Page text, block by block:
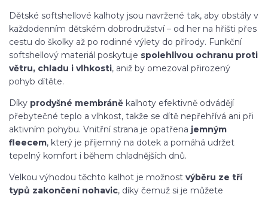
Dětské softshellové kalhoty jsou navržené tak, aby obstály v
každodenním dětském dobrodružství – od her na hřišti přes
cestu do školky až po rodinné výlety do přírody. Funkční
softshellový materiál poskytuje spolehlivou ochranu proti
větru, chladu i vlhkosti, aniž by omezoval přirozený
pohyb dítěte.
Díky prodyšné membráně kalhoty efektivně odvádějí
přebytečné teplo a vlhkost, takže se dítě nepřehřívá ani při
aktivním pohybu. Vnitřní strana je opatřena jemným
fleecem, který je příjemný na dotek a pomáhá udržet
tepelný komfort i během chladnějších dnů.
Velkou výhodou těchto kalhot je možnost výběru ze tří
typů zakončení nohavic, díky čemuž si je můžete